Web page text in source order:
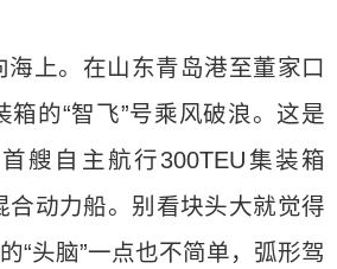
海上。在山东青岛港至董家口
箱的“智飞”号乘风破浪。这是
艘自主航行300TEU集装箱
合动力船。别看块头大就觉得
“头脑”一点也不简单，弧形驾